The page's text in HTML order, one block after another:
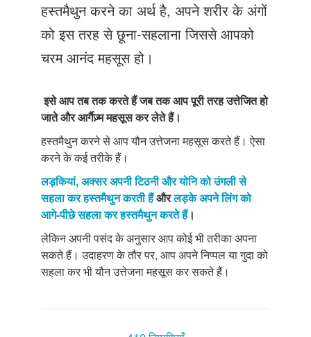
Just Poocho
संपर्क करें
हस्तमैथुन करने का अर्थ है, अपने शरीर के अंगों
को इस तरह से छूना-सहलाना जिससे आपको
चरम आनंद महसूस हो।
इसे आप तब तक करते हैं जब तक आप पूरी तरह उत्तेजित हो
जाते और आर्गैज़्म महसूस कर लेते हैं।
हस्तमैथुन करने से आप यौन उत्तेजना महसूस करते हैं। ऐसा
करने के कई तरीके हैं।
लड़कियां, अक्सर अपनी टिठनी और योनि को उंगली से
सहला कर हस्तमैथुन करती हैंऔरलड़के अपने लिंग को
आगे-पीछे सहला कर हस्तमैथुन करते हैं।
लेकिन अपनी पसंद के अनुसार आप कोई भी तरीका अपना
सकते हैं। उदाहरण के तौर पर, आप अपने निप्पल या गुदा को
सहला कर भी यौन उत्तेजना महसूस कर सकते हैं।